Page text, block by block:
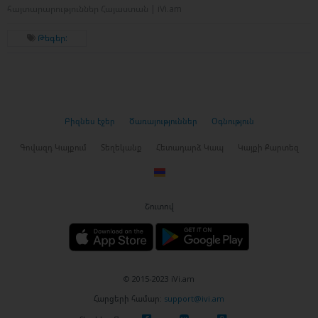
Թեգեր:
Բիզնես էջեր Ծառայություններ Օգնություն
Գովազդ Կայքում Տեղեկանք Հետադարձ Կապ Կայքի Քարտեզ
Շուտով
© 2015-2023 iVi.am
Հարցերի համար: support@ivi.am